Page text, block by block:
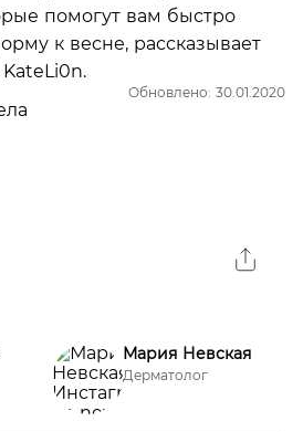
Обновлено: 30.01.2020
помогут вам быстро
к весне, рассказывает
Мария Невская
Дерматолог